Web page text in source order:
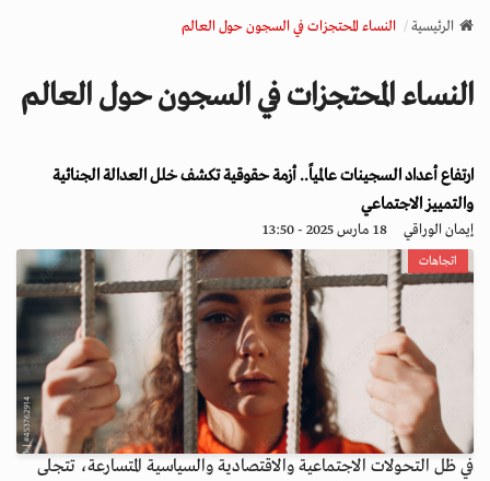
v
a
o
n
الرئيسية النساء المحتجزات في السجون حول العالم
النساء المحتجزات في السجون حول العالم
ارتفاع أعداد السجينات عالمياً.. أزمة حقوقية تكشف خلل العدالة الجنائية
والتمييز الاجتماعي
إيمان الوراقي 18 مارس 2025 - 13:50
اتجاهات
في ظل التحولات الاجتماعية والاقتصادية والسياسية المتسارعة، تتجلى